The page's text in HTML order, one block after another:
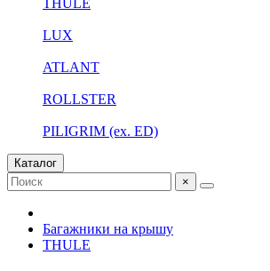
THULE
LUX
ATLANT
ROLLSTER
PILIGRIM (ex. ED)
Каталог
×
Багажники на крышу
THULE